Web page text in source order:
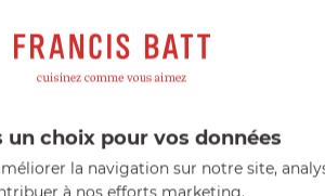
moitié du 16e siècle,
servis pour rafraîchir la bouche des
entre la poire et le fromage".
à fruit a su préserver sa forme à trois
à un savoir-faire artisanal transmis
un choix pour vos données
la navigation sur notre site,